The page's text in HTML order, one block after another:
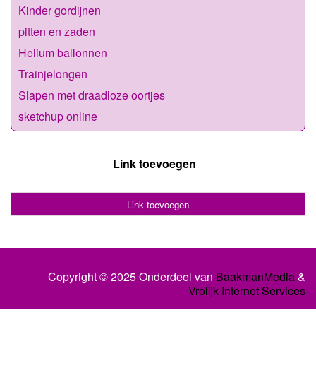
Kinder gordijnen
pitten en zaden
Helium ballonnen
Trainjelongen
Slapen met draadloze oortjes
sketchup online
Link toevoegen
Link toevoegen
Copyright © 2025 Onderdeel van BaakmanMedia&
Vrolijk Internet Services